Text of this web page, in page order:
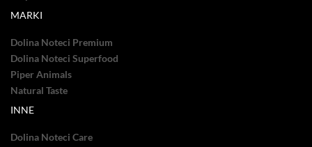
MARKI
Dolina Noteci Premium
Dolina Noteci Superfood
Piper Animals
Natural Taste
INNE
Dolina Noteci Care